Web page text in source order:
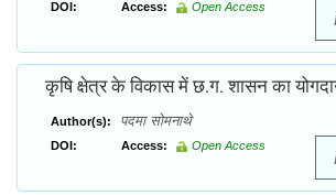
DOI: Access: Open Access
कृषि क्षेत्र के विकास में छ.ग. शासन का
Author(s): पदमा सोमनाथे
DOI: Access: Open Access